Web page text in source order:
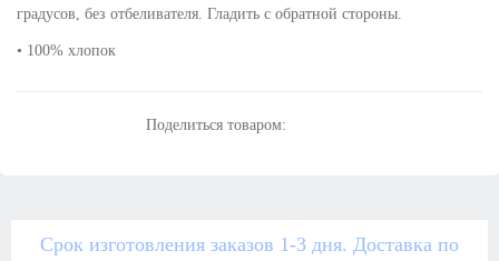
градусов, без отбеливателя. Гладить с обратной стороны.
• 100% хлопок
Поделиться товаром:
Срок изготовления заказов 1-3 дня. Доставка по